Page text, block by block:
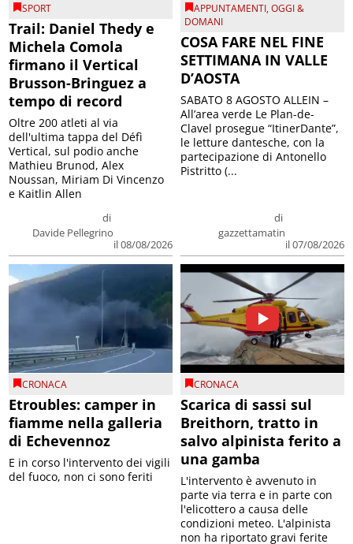
SPORT
Trail: Daniel Thedy e
Michela Comola
firmano il Vertical
Brusson-Bringuez a
tempo di record
di
Davide Pellegrino
il 08/08/2026
Oltre 200 atleti al via
dell'ultima tappa del Défì
Vertical, sul podio anche
Mathieu Brunod, Alex
Noussan, Miriam Di Vincenzo
e Kaitlin Allen
APPUNTAMENTI,OGGI &
DOMANI
COSA FARE NEL FINE
SETTIMANA IN VALLE
D’AOSTA
di
gazzettamatin
il 07/08/2026
SABATO 8 AGOSTO ALLEIN –
All’area verde Le Plan-de-
Clavel prosegue “ItinerDante”,
le letture dantesche, con la
partecipazione di Antonello
Pistritto (...
CRONACA
Etroubles: camper in
fiamme nella galleria
di Echevennoz
E in corso l'intervento dei vigili
del fuoco, non ci sono feriti
CRONACA
Scarica di sassi sul
Breithorn, tratto in
salvo alpinista ferito a
una gamba
L'intervento è avvenuto in
parte via terra e in parte con
l'elicottero a causa delle
condizioni meteo. L'alpinista
non ha riportato gravi ferite